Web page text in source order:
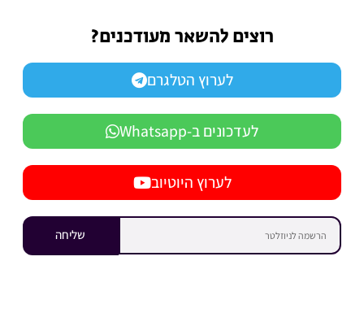
רוצים להשאר מעודכנים?
לערוץ הטלגרם
לעדכונים ב-Whatsapp
לערוץ היוטיוב
שליחה